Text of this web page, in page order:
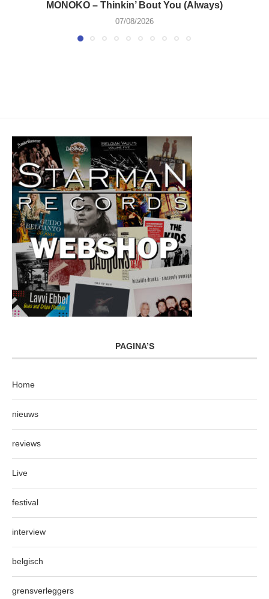
MONOKO – Thinkin’ Bout You (Always)
07/08/2026
PAGINA’S
Home
nieuws
reviews
Live
festival
interview
belgisch
grensverleggers